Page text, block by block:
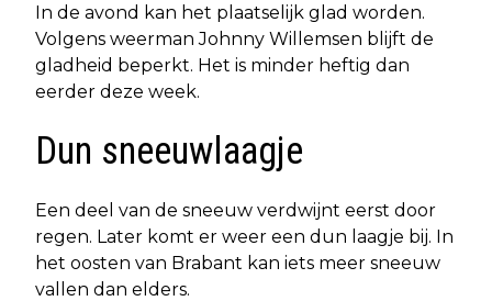
In de avond kan het plaatselijk glad worden.
Volgens weerman Johnny Willemsen blijft de
gladheid beperkt. Het is minder heftig dan
eerder deze week.
Dun sneeuwlaagje
Een deel van de sneeuw verdwijnt eerst door
regen. Later komt er weer een dun laagje bij. In
het oosten van Brabant kan iets meer sneeuw
vallen dan elders.